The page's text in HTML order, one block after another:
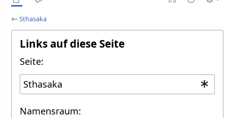
←Sthasaka
Links auf diese Seite
Seite:
Namensraum: